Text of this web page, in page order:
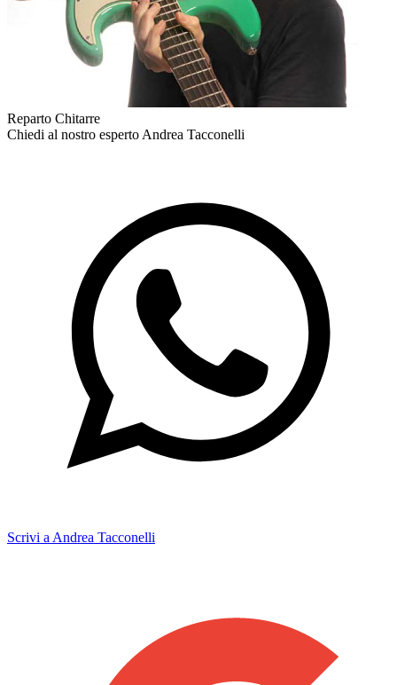
Reparto Chitarre
Chiedi al nostro espertoAndrea Tacconelli
Scrivi a Andrea Tacconelli